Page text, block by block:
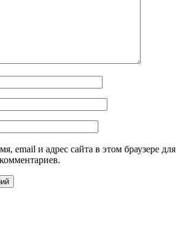
email и адрес сайта в этом браузере для